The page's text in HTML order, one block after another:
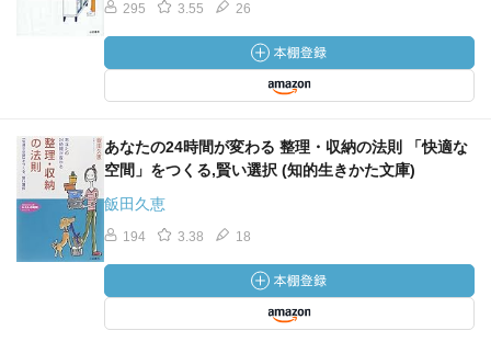
295 3.55 26
あなたの24時間が変わる 整理・収納の法則 「快適な
空間」をつくる,賢い選択 (知的生きかた文庫)
飯田久恵
194 3.38 18